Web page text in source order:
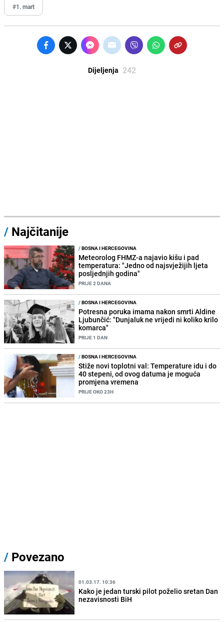
#1. mart
Dijeljenja 242
/ Najčitanije
/BOSNA I HERCEGOVINA
Meteorolog FHMZ-a najavio kišu i pad
temperatura: "Jedno od najsvježijih ljeta
posljednjih godina"
PRIJE 2 DANA
/BOSNA I HERCEGOVINA
Potresna poruka imama nakon smrti Aldine
Ljubunčić: "Dunjaluk ne vrijedi ni koliko krilo
komarca"
PRIJE 1 DAN
/BOSNA I HERCEGOVINA
Stiže novi toplotni val: Temperature idu i do
40 stepeni, od ovog datuma je moguća
promjena vremena
PRIJE OKO 23H
/ Povezano
01.03.17. 10:36
Kako je jedan turski pilot poželio sretan Dan
nezavisnosti BiH